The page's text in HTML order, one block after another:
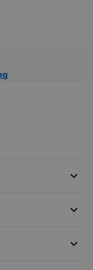
keyboard_arrow_down
keyboard_arrow_down
keyboard_arrow_down